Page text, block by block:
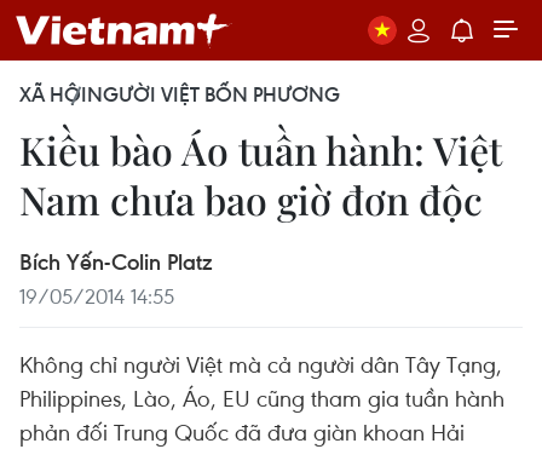
XÃ HỘINGƯỜI VIỆT BỐN PHƯƠNG
Kiều bào Áo tuần hành: Việt
Nam chưa bao giờ đơn độc
Bích Yến-Colin Platz
19/05/2014 14:55
Không chỉ người Việt mà cả người dân Tây Tạng,
Philippines, Lào, Áo, EU cũng tham gia tuần hành
phản đối Trung Quốc đã đưa giàn khoan Hải